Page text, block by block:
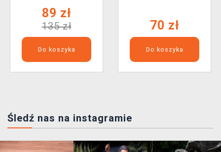
89 zł
135 zł
Do koszyka
70 zł
Do koszyka
Śledź nas na instagramie